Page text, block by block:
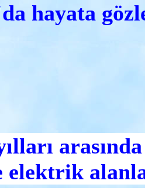
hayata
elektrik